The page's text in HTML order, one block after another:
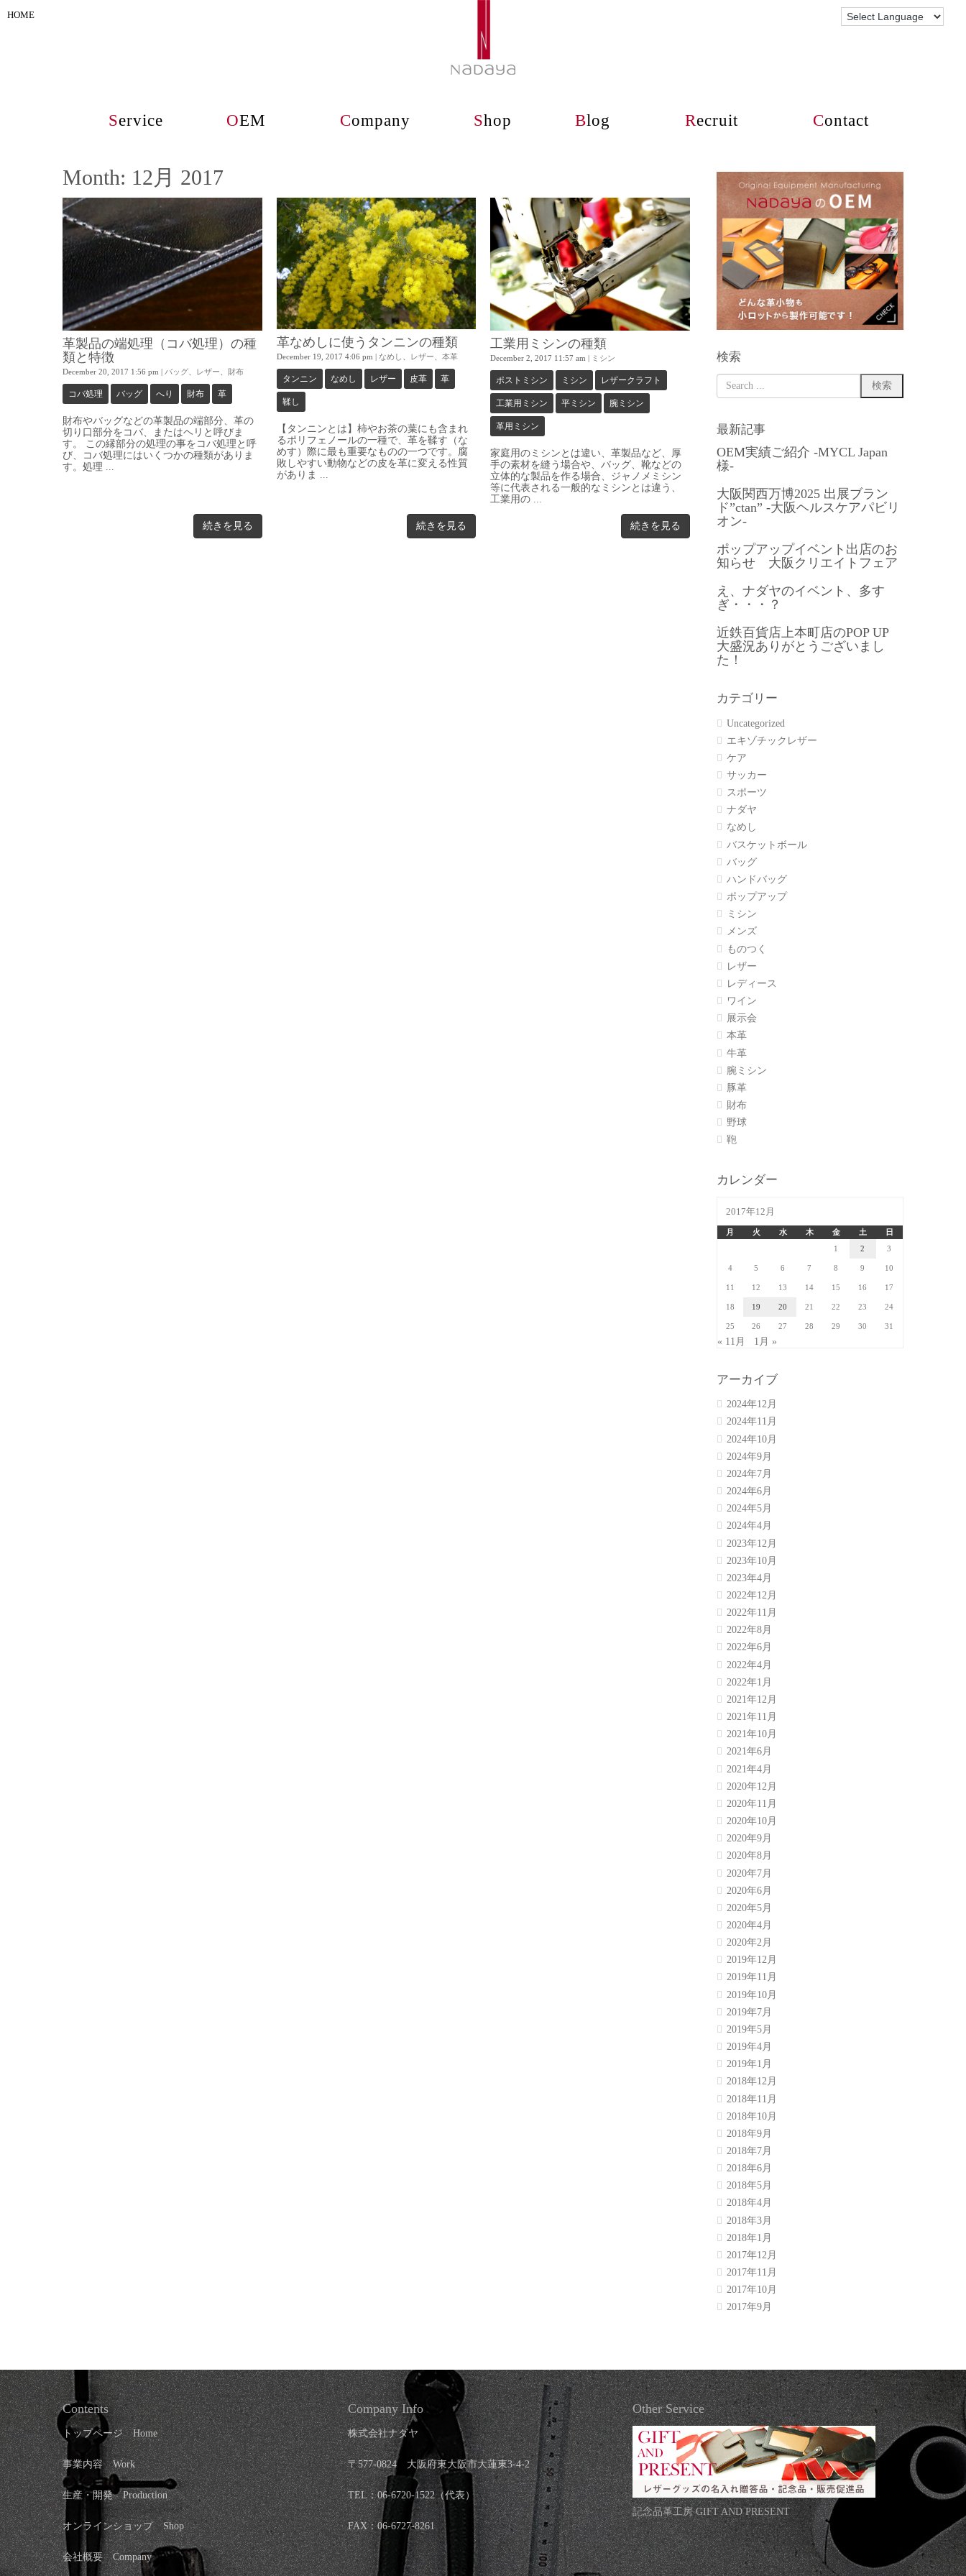
HOME
Service OEM Company Shop Blog Recruit Contact
Month: 12月 2017
革製品の端処理（コバ処理）の種
類と特徴
December 20, 2017 1:56 pm | バッグ レザー 財布
コバ処理 バッグ へり 財布 革
財布やバッグなどの革製品の端部分、革の
切り口部分をコバ、またはヘリと呼びま
す。 この縁部分の処理の事をコバ処理と呼
び、コバ処理にはいくつかの種類がありま
す。処理 ...
続きを見る
革なめしに使うタンニンの種類
December 19, 2017 4:06 pm | なめし レザー 本革
タンニン なめし レザー 皮革 革
鞣し
【タンニンとは】柿やお茶の葉にも含まれ
るポリフェノールの一種で、革を鞣す（な
めす）際に最も重要なものの一つです。腐
敗しやすい動物などの皮を革に変える性質
がありま ...
続きを見る
工業用ミシンの種類
December 2, 2017 11:57 am ミシン
ポストミシン ミシン レザークラフト
工業用ミシン 平ミシン 腕ミシン
革用ミシン
家庭用のミシンとは違い、革製品など、厚
手の素材を縫う場合や、バッグ、靴などの
立体的な製品を作る場合、ジャノメミシン
等に代表される一般的なミシンとは違う、
工業用の ...
続きを見る
検索
最新記事
OEM実績ご紹介 -MYCL Japan
様-
大阪関西万博2025 出展ブラン
ド”ctan” -大阪ヘルスケアパビリ
オン-
ポップアップイベント出店のお
知らせ 大阪クリエイトフェア
え、ナダヤのイベント、多す
ぎ・・・？
近鉄百貨店上本町店のPOP UP
大盛況ありがとうございまし
た！
カテゴリー
Uncategorized
エキゾチックレザー
ケア
サッカー
スポーツ
ナダヤ
なめし
バスケットボール
バッグ
ハンドバッグ
ポップアップ
ミシン
メンズ
ものつく
レザー
レディース
ワイン
展示会
本革
牛革
腕ミシン
豚革
財布
野球
鞄
カレンダー
2017年12月
月 火 水 木 金 土
日
1
2 3
4 5 6 7 8 9 10
11 12 13 14 15 16 17
18 19 20 21 22 23 24
25 26 27 28 29 30 31
« 11月 1月 »
アーカイブ
2024年12月
2024年11月
2024年10月
2024年9月
2024年7月
2024年6月
2024年5月
2024年4月
2023年12月
2023年10月
2023年4月
2022年12月
2022年11月
2022年8月
2022年6月
2022年4月
2022年1月
2021年12月
2021年11月
2021年10月
2021年6月
2021年4月
2020年12月
2020年11月
2020年10月
2020年9月
2020年8月
2020年7月
2020年6月
2020年5月
2020年4月
2020年2月
2019年12月
2019年11月
2019年10月
2019年7月
2019年5月
2019年4月
2019年1月
2018年12月
2018年11月
2018年10月
2018年9月
2018年7月
2018年6月
2018年5月
2018年4月
2018年3月
2018年1月
2017年12月
2017年11月
2017年10月
2017年9月
Contents
トップページHome
事業内容 Work
生産・開発 Production
オンラインショップShop
会社概要Company
Company Info
株式会社ナダヤ
〒577-0824 大阪府東大阪市大蓮東3-4-2
TEL：06-6720-1522（代表）
FAX：06-6727-8261
Other Service
記念品革工房 GIFT AND PRESENT